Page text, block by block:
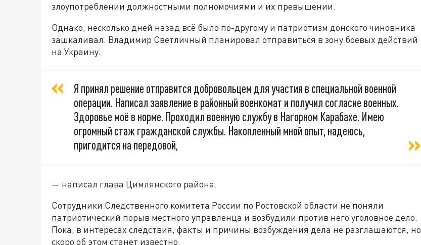
злоупотреблении должностными полномочиями и их превышении.
Однако, несколько дней назад всё было по-другому и патриотизм донского чиновника
зашкаливал. Владимир Светличный планировал отправиться в зону боевых действий
на Украину.
Я принял решение отправится добровольцем для участия в специальной военной
операции. Написал заявление в районный военкомат и получил согласие военных.
Здоровье моё в норме. Проходил военную службу в Нагорном Карабахе. Имею
огромный стаж гражданской службы. Накопленный мной опыт, надеюсь,
пригодится на передовой,
— написал глава Цимлянского района.
Сотрудники Следственного комитета России по Ростовской области не поняли
патриотический порыв местного управленца и возбудили против него уголовное дело.
Пока, в интересах следствия, факты и причины возбуждения дела не разглашаются, но
скоро об этом станет известно.